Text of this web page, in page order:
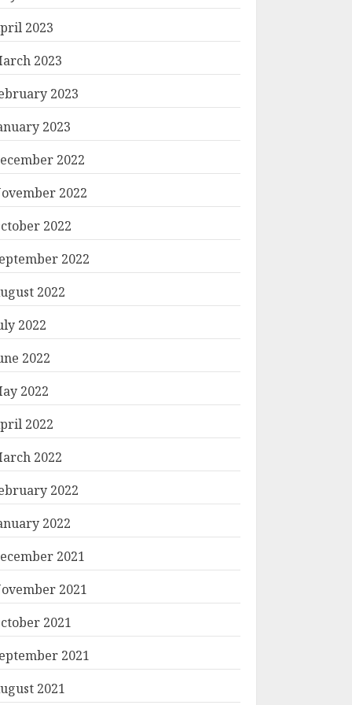
2023
2023
2023
2023
2022
2022
2022
2022
2022
2022
2022
2022
2022
2022
2022
2022
2021
2021
2021
2021
2021